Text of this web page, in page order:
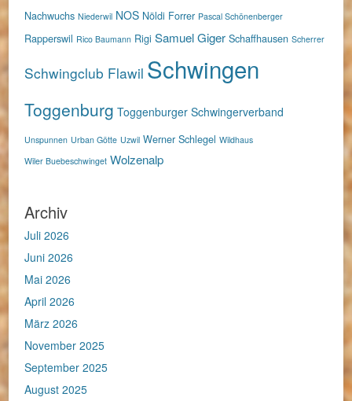
Nachwuchs Niederwil NOS Nöldi Forrer Pascal Schönenberger
Rapperswil Rico Baumann Rigi Samuel Giger Schaffhausen Scherrer
Schwingclub Flawil Schwingen
Toggenburg Toggenburger Schwingerverband
Unspunnen Urban Götte Uzwil Werner Schlegel Wildhaus
Wiler Buebeschwinget Wolzenalp
Archiv
Juli 2026
Juni 2026
Mai 2026
April 2026
März 2026
November 2025
September 2025
August 2025